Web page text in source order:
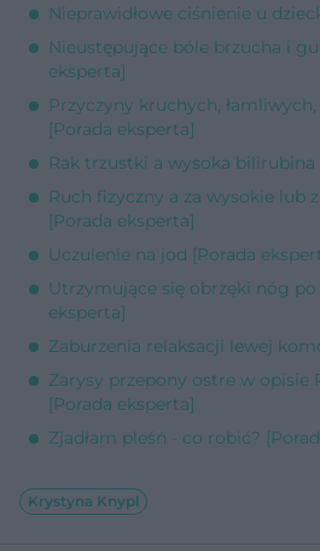
Nieprawidłowe ciśnienie u
Nieustępujące bóle brzucha i
eksperta]
Przyczyny kruchych,
[Porada eksperta]
Rak trzustki a wysoka bilirubina
Ruch fizyczny a za wysokie lub
[Porada eksperta]
Uczulenie na jod [Porada
Utrzymujące się obrzęki nóg
eksperta]
Zaburzenia relaksacji lewej
Zarysy przepony ostre w opisie
[Porada eksperta]
Zjadłam pleśń - co robić?
Krystyna Knypl